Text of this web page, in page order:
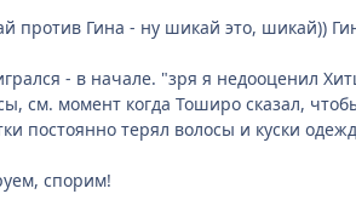
против Гина - ну шикай это, шикай))
- в начале. "зря я недооценил
см. момент когда Тоширо сказал,
постоянно терял волосы и куски
спорим!